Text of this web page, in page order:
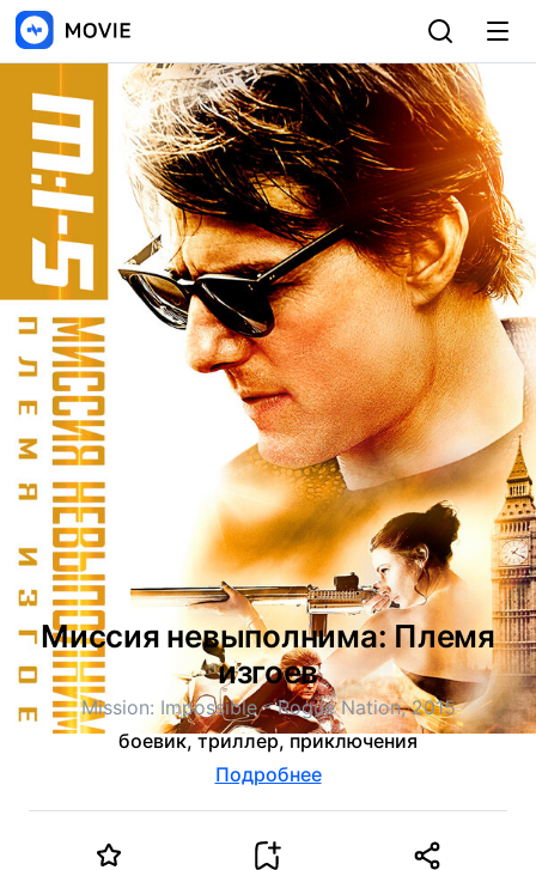
Миссия невыполнима: Племя
изгоев
Mission: Impossible - Rogue Nation, 2015
боевик, триллер, приключения
Подробнее